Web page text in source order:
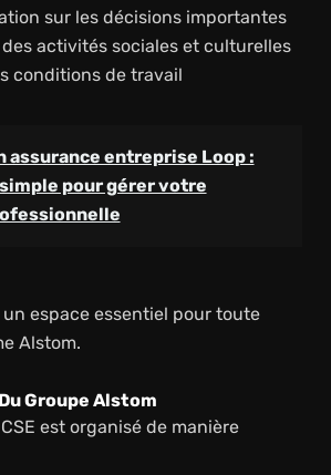
sur les décisions importantes
activités sociales et culturelles
conditions de travail
assurance entreprise Loop :
pour gérer votre
un espace essentiel pour toute
Alstom.
Groupe Alstom
est organisé de manière